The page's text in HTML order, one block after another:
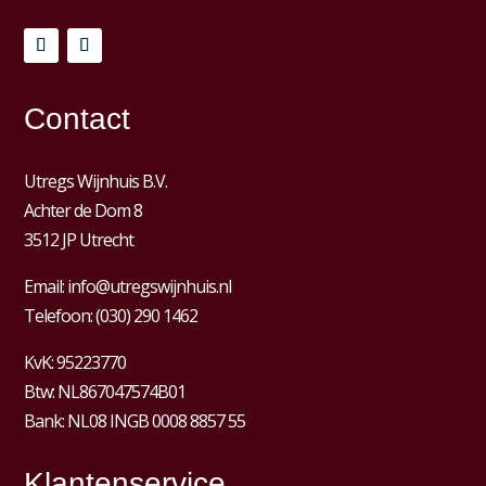
Contact
Utregs Wijnhuis B.V.
Achter de Dom 8
3512 JP Utrecht
Email:info@utregswijnhuis.nl
Telefoon:(030) 290 1462
KvK:95223770
Btw:NL867047574B01
Bank: NL08 INGB 0008 8857 55